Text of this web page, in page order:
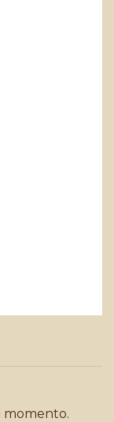
momento.